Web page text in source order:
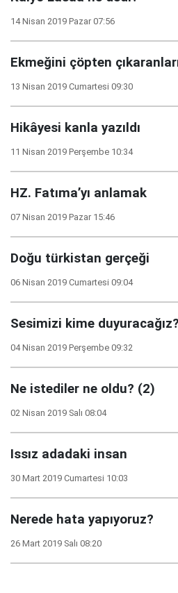
14 Nisan 2019 Pazar 07:56
Ekmeğini çöpten
13 Nisan 2019 Cumartesi 09:30
Hikâyesi kanla yazıldı
11 Nisan 2019 Perşembe 10:34
HZ. Fatıma’yı anlamak
07 Nisan 2019 Pazar 15:46
Doğu türkistan gerçeği
06 Nisan 2019 Cumartesi 09:04
Sesimizi kime duyuracağız?
04 Nisan 2019 Perşembe 09:32
Ne istediler ne oldu? (2)
02 Nisan 2019 Salı 08:04
Issız adadaki insan
30 Mart 2019 Cumartesi 10:03
Nerede hata yapıyoruz?
26 Mart 2019 Salı 08:20